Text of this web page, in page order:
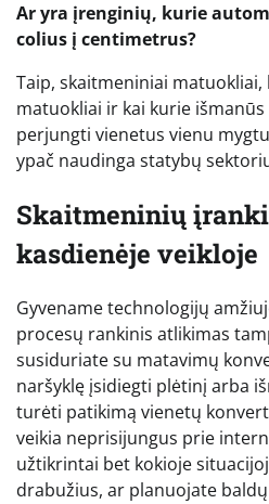
Ar yra įrenginių, kurie
colius į centimetrus?
Taip, skaitmeniniai
matuokliai ir kai kurie
perjungti vienetus vienu
ypač naudinga statybų
Skaitmeninių
kasdienėje veikloje
Gyvename technologijų
procesų rankinis atlikimas
susiduriate su matavimų
naršyklę įsidiegti plėtinį arba
turėti patikimą vienetų
veikia neprisijungus prie
užtikrintai bet kokioje
drabužius, ar planuojate